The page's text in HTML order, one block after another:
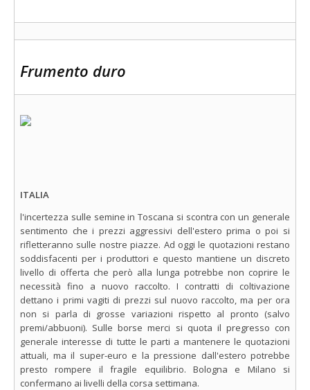
Frumento duro
ITALIA
l'incertezza sulle semine in Toscana si scontra con un generale
sentimento che i prezzi aggressivi dell'estero prima o poi si
rifletteranno sulle nostre piazze. Ad oggi le quotazioni restano
soddisfacenti per i produttori e questo mantiene un discreto
livello di offerta che però alla lunga potrebbe non coprire le
necessità fino a nuovo raccolto. I contratti di coltivazione
dettano i primi vagiti di prezzi sul nuovo raccolto, ma per ora
non si parla di grosse variazioni rispetto al pronto (salvo
premi/abbuoni). Sulle borse merci si quota il pregresso con
generale interesse di tutte le parti a mantenere le quotazioni
attuali, ma il super-euro e la pressione dall'estero potrebbe
presto rompere il fragile equilibrio. Bologna e Milano si
confermano ai livelli della corsa settimana.